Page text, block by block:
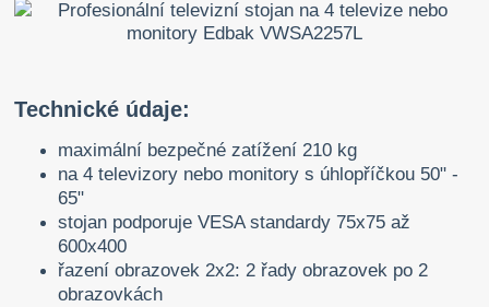
Technické údaje:
maximální bezpečné zatížení 210 kg
na 4 televizory nebo monitory s úhlopříčkou 50" -
65"
stojan podporuje VESA standardy 75x75 až
600x400
řazení obrazovek 2x2: 2 řady obrazovek po 2
obrazovkách